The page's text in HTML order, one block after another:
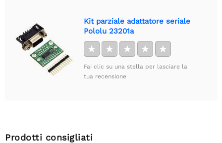
Kit parziale adattatore seriale
Pololu 23201a
★ ★ ★ ★ ★
Fai clic su una stella per lasciare la
tua recensione
Prodotti consigliati